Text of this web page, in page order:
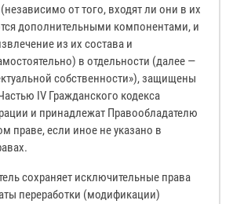
от того, входят ли они в их
дополнительными компонентами, и
из их состава и
в отдельности (далее —
собственности»), защищены
IV Гражданского кодекса
и принадлежат Правообладателю
праве, если иное не указано в
сохраняет исключительные права
переработки (модификации)